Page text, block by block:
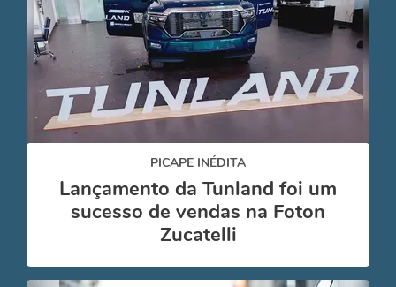
PICAPE INÉDITA
Lançamento da Tunland foi um
sucesso de vendas na Foton
Zucatelli